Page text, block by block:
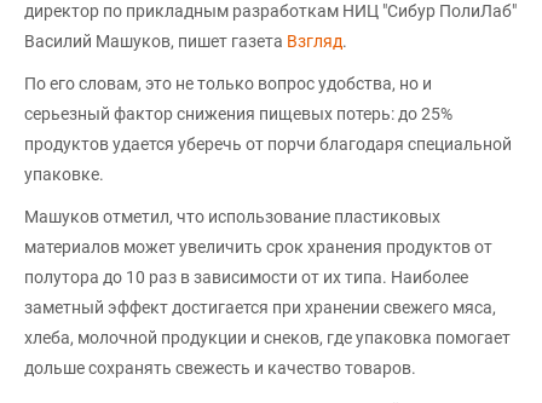
директор по прикладным разработкам НИЦ "Сибур ПолиЛаб"
Василий Машуков, пишет газета Взгляд.
По его словам, это не только вопрос удобства, но и
серьезный фактор снижения пищевых потерь: до 25%
продуктов удается уберечь от порчи благодаря специальной
упаковке.
Машуков отметил, что использование пластиковых
материалов может увеличить срок хранения продуктов от
полутора до 10 раз в зависимости от их типа. Наиболее
заметный эффект достигается при хранении свежего мяса,
хлеба, молочной продукции и снеков, где упаковка помогает
дольше сохранять свежесть и качество товаров.